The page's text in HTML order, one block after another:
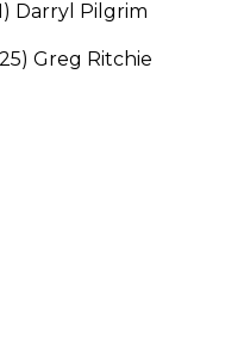
Darryl Pilgrim
Greg Ritchie